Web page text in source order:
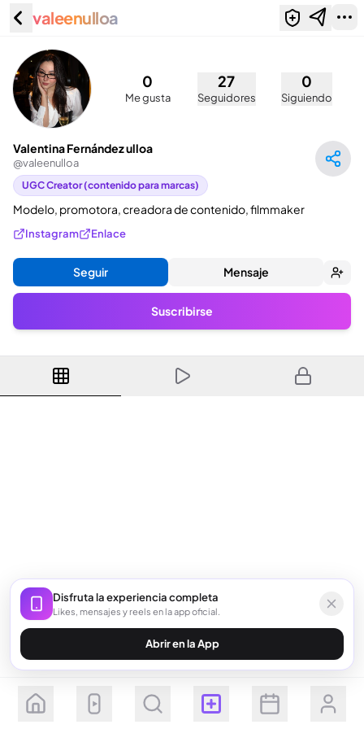
Valentina Fernández ulloa
valeenulloa
0
Me gusta
27
Seguidores
0
Siguiendo
Valentina Fernández ulloa
@valeenulloa
UGC Creator (contenido para marcas)
Modelo, promotora, creadora de contenido, filmmaker
Instagram Enlace
Seguir Mensaje
Suscribirse
Seguir Suscribirse
Disfruta la experiencia completa
Likes, mensajes y reels en la app oficial.
Abrir en la App